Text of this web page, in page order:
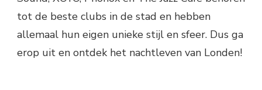
tot de beste clubs in de stad en hebben
allemaal hun eigen unieke stijl en sfeer. Dus ga
erop uit en ontdek het nachtleven van Londen!